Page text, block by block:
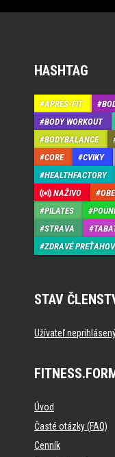
HASHTAG
APRÉS-FIT
BODY WORKOUT
BODYBALANCE
CORE
CVIKY
HEALTHFACTORY
NAŽIVO
PILATES
STRAVA
ZDRAVÉ
STAV
Užívateľ
Úvod
Časté otázky (FAQ)
Cenník